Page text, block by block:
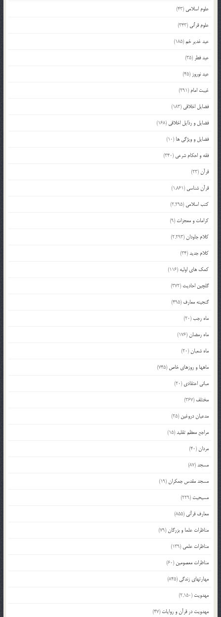
علوم اسلامی (43)
علوم قرآنی (343)
عید غدیر خم(185)
عید فطر (35)
عید نوروز (45)
غیبت امام (291)
فضایل اخلاقی (183)
فضایل و رذایل اخلاقی (168)
فضایل و ویژگی ها (10)
فقه و احکام شرعی (340)
قرآن(23)
قرآن شناسی (1,861)
کتب اسلامی (2,295)
کرامات و معجزات (9)
کلام جاودان(2,293)
کلام جدید(34)
کمک های اولیه (116)
گلچین احادیث (372)
گنجینه معارف (495)
ماه رجب(20)
ماه رمضان(176)
ماه شعبان(20)
ماهها و روزهای خاص (745)
مبانی اعتقادی (20)
مختلف (367)
مدعیان دروغین (25)
مراجع معظم تقلید(15)
مردان(40)
مسجد(87)
مسجد مقدس جمکران(19)
مسیحیت (229)
معارف قرآنی (855)
مناظرات علما و بزرگان(79)
مناظرات علمی (139)
مناظرات معصومین (60)
مهارتهای زندگی (845)
مهدویت (2,150)
مهدویت در قرآن و روایات (47)